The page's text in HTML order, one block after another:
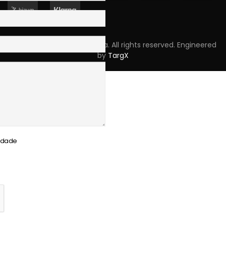
Copyright © 2023 Skpro, Lda. All rights reserved. Engineered
by TargX